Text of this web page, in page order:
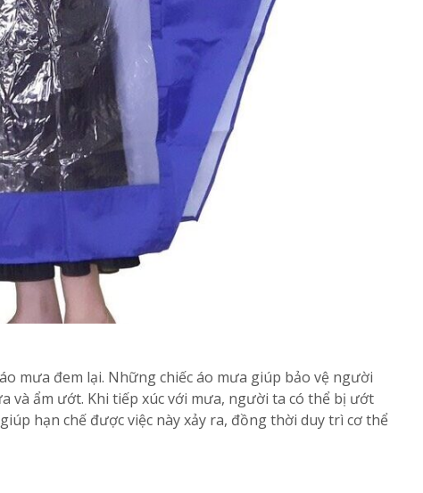
mưa đem lại. Những chiếc áo mưa giúp bảo vệ người
và ẩm ướt. Khi tiếp xúc với mưa, người ta có thể bị ướt
hạn chế được việc này xảy ra, đồng thời duy trì cơ thể